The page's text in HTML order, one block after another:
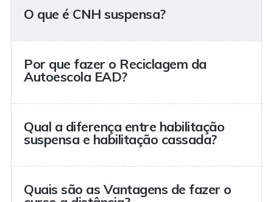
O que é CNH suspensa?
Por que fazer o Reciclagem da
Autoescola EAD?
Qual a diferença entre habilitação
suspensa e habilitação cassada?
Quais são as Vantagens de fazer o